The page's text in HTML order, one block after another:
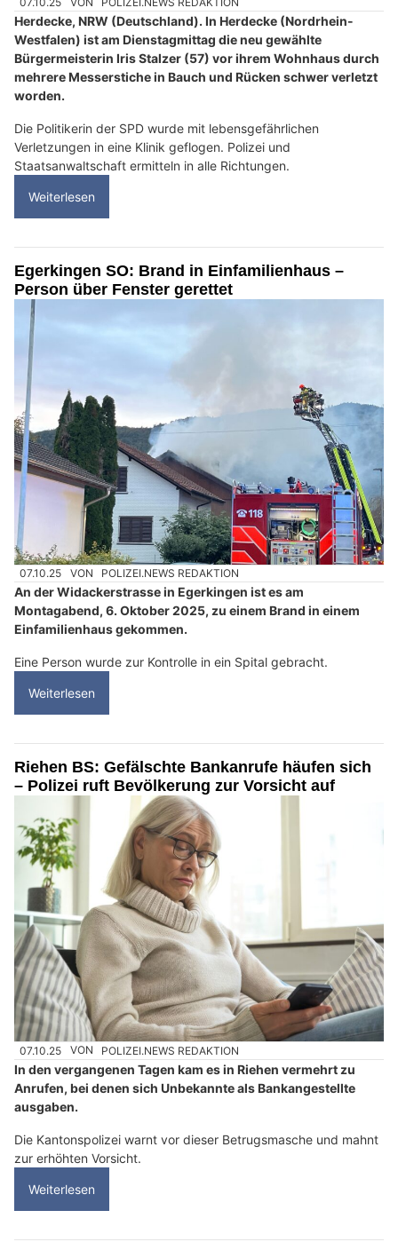
Herdecke, NRW (Deutschland). In Herdecke (Nordrhein-
Westfalen) ist am Dienstagmittag die neu gewählte
Bürgermeisterin Iris Stalzer (57) vor ihrem Wohnhaus durch
mehrere Messerstiche in Bauch und Rücken schwer verletzt
worden.
Die Politikerin der SPD wurde mit lebensgefährlichen
Verletzungen in eine Klinik geflogen. Polizei und
Staatsanwaltschaft ermitteln in alle Richtungen.
Weiterlesen
Egerkingen SO: Brand in Einfamilienhaus –
Person über Fenster gerettet
07.10.25 VON POLIZEI.NEWS REDAKTION
An der Widackerstrasse in Egerkingen ist es am
Montagabend, 6. Oktober 2025, zu einem Brand in einem
Einfamilienhaus gekommen.
Eine Person wurde zur Kontrolle in ein Spital gebracht.
Weiterlesen
Riehen BS: Gefälschte Bankanrufe häufen sich
– Polizei ruft Bevölkerung zur Vorsicht auf
07.10.25 VON POLIZEI.NEWS REDAKTION
In den vergangenen Tagen kam es in Riehen vermehrt zu
Anrufen, bei denen sich Unbekannte als Bankangestellte
ausgaben.
Die Kantonspolizei warnt vor dieser Betrugsmasche und mahnt
zur erhöhten Vorsicht.
Weiterlesen